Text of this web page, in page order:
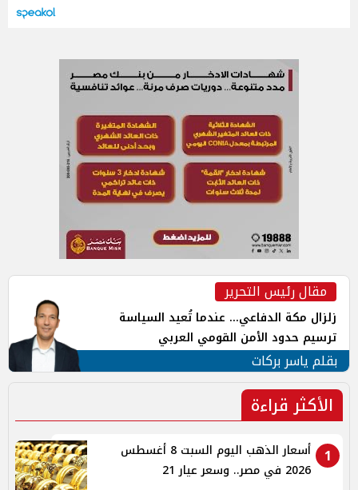
مقال رئيس التحرير
زلزال مكة الدفاعي... عندما تُعيد السياسة
ترسيم حدود الأمن القومي العربي
بقلم ياسر بركات
الأكثر قراءة
1
أسعار الذهب اليوم السبت 8 أغسطس
2026 في مصر.. وسعر عيار 21